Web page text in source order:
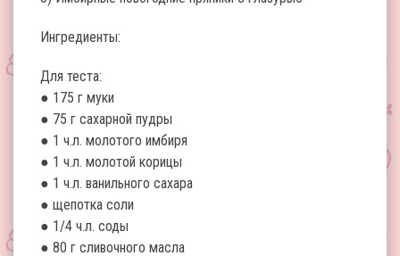
Ингредиенты:
Для теста:
● 175 г муки
● 75 г сахарной пудры
● 1 ч.л. молотого имбиря
● 1 ч.л. молотой корицы
● 1 ч.л. ванильного сахара
● щепотка соли
● 1/4 ч.л. соды
● 80 г сливочного масла